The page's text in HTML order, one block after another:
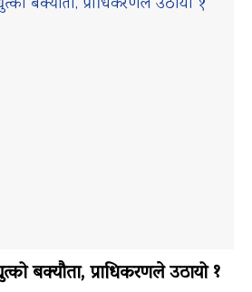
बक्यौता, प्राधिकरणले उठायो १